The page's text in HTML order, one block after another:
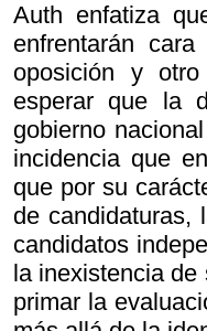
Auth enfatiza
enfrentarán
oposición y
esperar que la
gobierno
incidencia que
que por su
de candidaturas,
candidatos
la inexistencia
primar la